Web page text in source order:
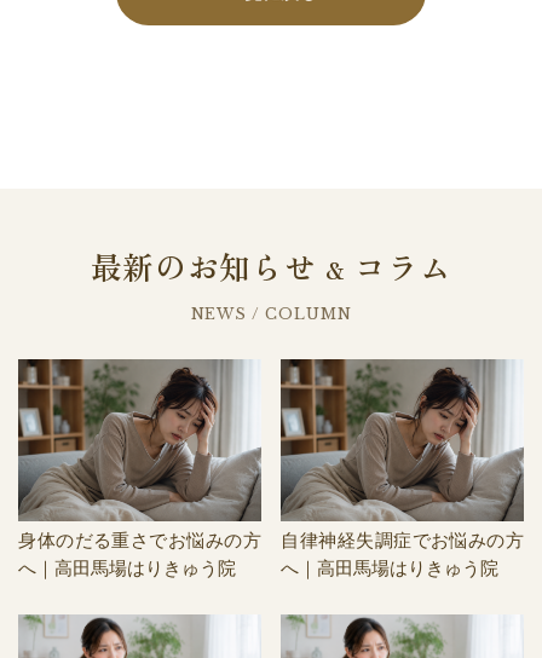
最新のお知らせ & コラム
NEWS / COLUMN
身体のだる重さでお悩みの方
へ｜高田馬場はりきゅう院
自律神経失調症でお悩みの方
へ｜高田馬場はりきゅう院